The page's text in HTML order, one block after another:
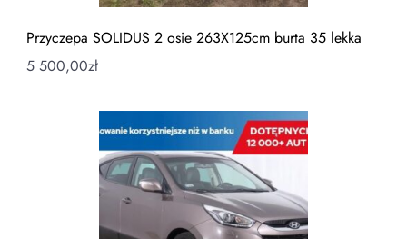
Przyczepa SOLIDUS 2 osie 263X125cm burta 35 lekka
5 500,00zł